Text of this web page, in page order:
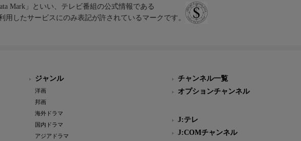
Mark」といい、テレビ番組の公式情報である
用したサービスにのみ表記が許されているマークです。
ジャンル
洋画
邦画
海外ドラマ
国内ドラマ
アジアドラマ
チャンネル一覧
オプションチャンネル
J:テレ
J:COMチャンネル